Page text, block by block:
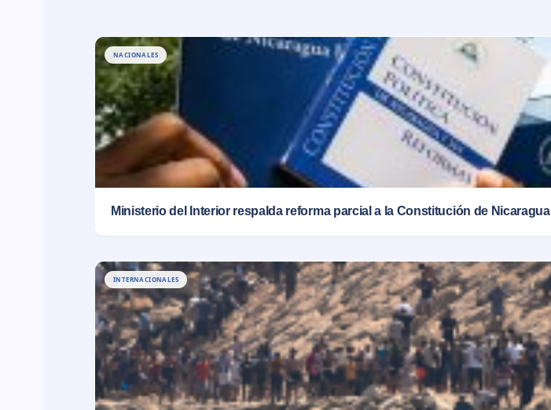
NACIONALES
Ministerio del Interior respalda reforma parcial a la Constitución de Nicaragua
INTERNACIONALES